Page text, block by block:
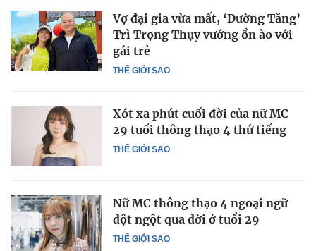
THẾ GIỚI SAO
Vợ đại gia vừa mất, ‘Đường Tăng’
Trì Trọng Thụy vướng ồn ào với
gái trẻ
THẾ GIỚI SAO
Xót xa phút cuối đời của nữ MC
29 tuổi thông thạo 4 thứ tiếng
THẾ GIỚI SAO
Nữ MC thông thạo 4 ngoại ngữ
đột ngột qua đời ở tuổi 29